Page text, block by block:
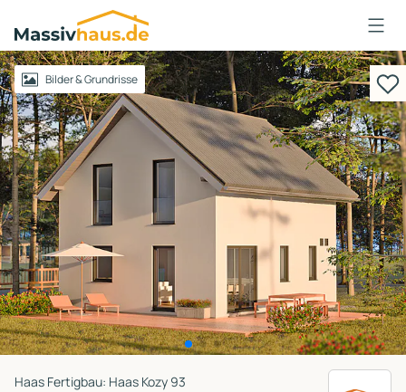
Massivhaus
Logo
AnmeldenBilder & Grundrisse
Haas Fertigbau: Haas Kozy 93